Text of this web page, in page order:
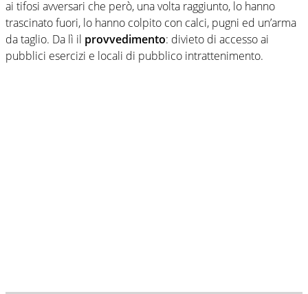
ai tifosi avversari che però, una volta raggiunto, lo hanno
trascinato fuori, lo hanno colpito con calci, pugni ed un’arma
da taglio. Da lì il provvedimento: divieto di accesso ai
pubblici esercizi e locali di pubblico intrattenimento.